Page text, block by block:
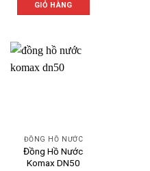
GIỎ HÀNG
ĐỒNG HỒ NƯỚC
Đồng Hồ Nước
Komax DN50